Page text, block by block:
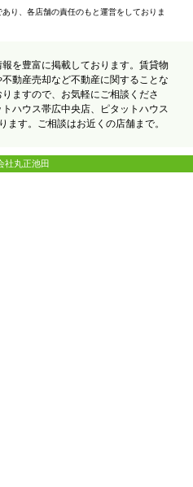
り、各店舗の責任のもと運営をしておりま
を豊富に掲載しております。賃貸物
動産売却など不動産に関することな
ますので、お気軽にご相談くださ
ハウス帯広中央店、ピタットハウス
ます。ご相談はお近くの店舗まで。
社丸正池田